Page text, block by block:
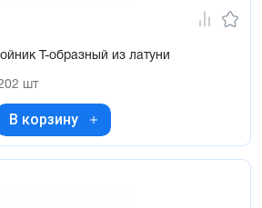
Т-образный из латуни
шт
В корзину